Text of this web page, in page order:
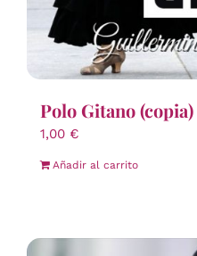
Polo Gitano (copia)
1,00 €
Añadir al carrito